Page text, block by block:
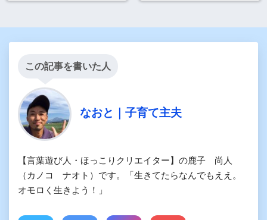
この記事を書いた人
なおと｜子育て主夫
【言葉遊び人・ほっこりクリエイター】の鹿子 尚人
（カノコ ナオト）です。「生きてたらなんでもええ。
オモロく生きよう！」